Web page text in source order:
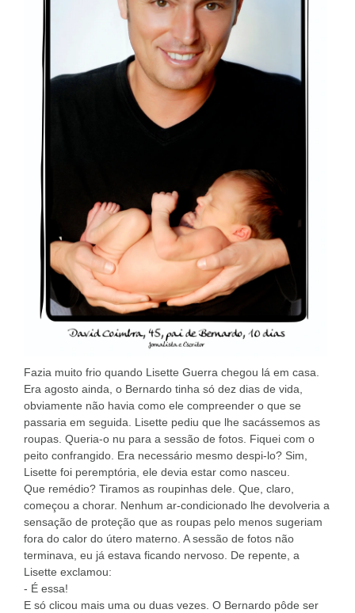
Fazia muito frio quando Lisette Guerra chegou lá em casa.
Era agosto ainda, o Bernardo tinha só dez dias de vida,
obviamente não havia como ele compreender o que se
passaria em seguida. Lisette pediu que lhe sacássemos as
roupas. Queria-o nu para a sessão de fotos. Fiquei com o
peito confrangido. Era necessário mesmo despi-lo? Sim,
Lisette foi peremptória, ele devia estar como nasceu.
Que remédio? Tiramos as roupinhas dele. Que, claro,
começou a chorar. Nenhum ar-condicionado lhe devolveria a
sensação de proteção que as roupas pelo menos sugeriam
fora do calor do útero materno. A sessão de fotos não
terminava, eu já estava ficando nervoso. De repente, a
Lisette exclamou:
- É essa!
E só clicou mais uma ou duas vezes. O Bernardo pôde ser